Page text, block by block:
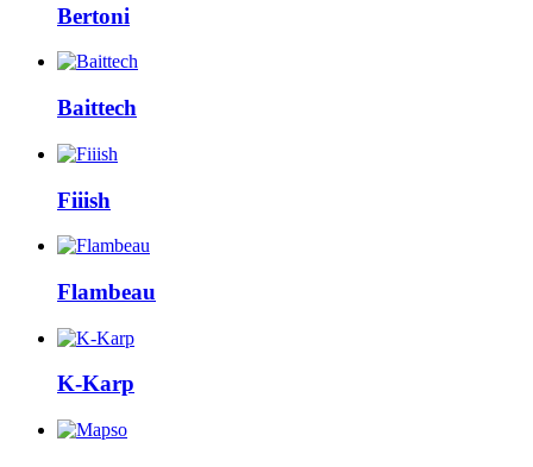
Bertoni
Baittech
Fiiish
Flambeau
K-Karp